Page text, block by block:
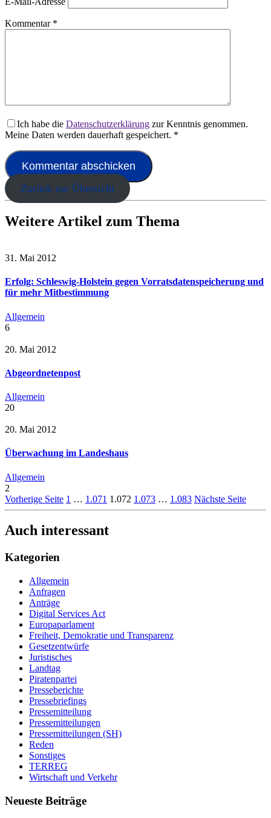
Kommentar *
Ich habe die Datenschutzerklärung zur Kenntnis genommen.
Meine Daten werden dauerhaft gespeichert. *
Zurück zur Übersicht
Weitere Artikel zum Thema
31. Mai 2012
Erfolg: Schleswig-Holstein gegen Vorratsdatenspeicherung und
für mehr Mitbestimmung
Allgemein
6
20. Mai 2012
Abgeordnetenpost
Allgemein
20
20. Mai 2012
Überwachung im Landeshaus
Allgemein
2
Vorherige Seite 1 … 1.071 1.072 1.073 … 1.083 Nächste Seite
Auch interessant
Kategorien
Allgemein
Anfragen
Anträge
Digital Services Act
Europaparlament
Freiheit, Demokratie und Transparenz
Gesetzentwürfe
Juristisches
Landtag
Piratenpartei
Presseberichte
Pressebriefings
Pressemitteilung
Pressemitteilungen
Pressemitteilungen (SH)
Reden
Sonstiges
TERREG
Wirtschaft und Verkehr
Neueste Beiträge